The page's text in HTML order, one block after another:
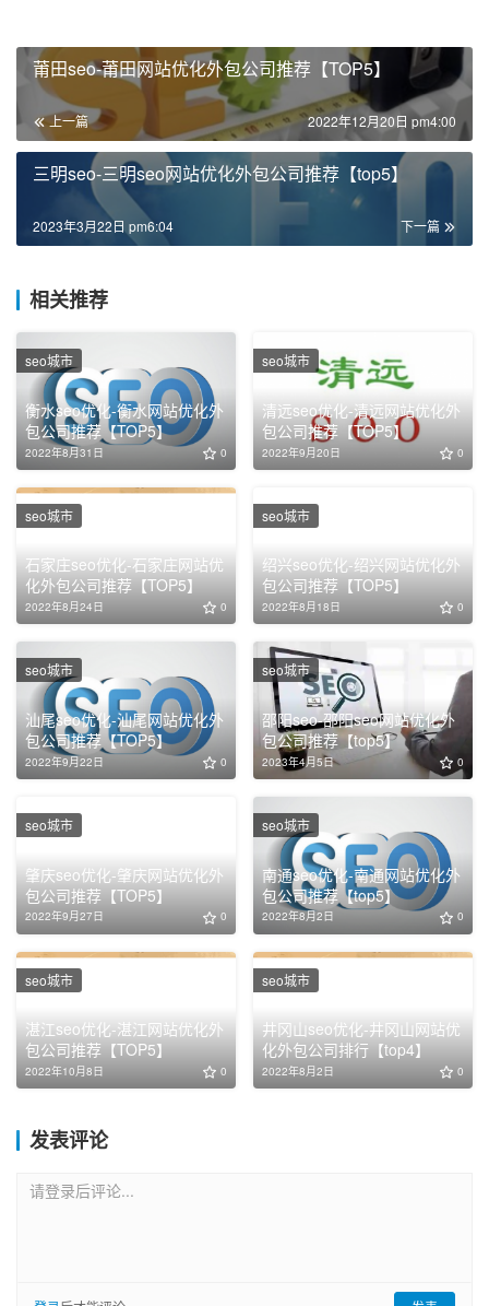
莆田seo-莆田网站优化外包公司推荐【TOP5】
上一篇 2022年12月20日 pm4:00
三明seo-三明seo网站优化外包公司推荐【top5】
下一篇
2023年3月22日 pm6:04
相关推荐
衡水seo优化-衡水网站优化外
包公司推荐【TOP5】
2022年8月31日 0
seo城市
清远seo优化-清远网站优化外
包公司推荐【TOP5】
2022年9月20日 0
seo城市
石家庄seo优化-石家庄网站优
化外包公司推荐【TOP5】
2022年8月24日 0
seo城市
绍兴seo优化-绍兴网站优化外
包公司推荐【TOP5】
2022年8月18日 0
seo城市
汕尾seo优化-汕尾网站优化外
包公司推荐【TOP5】
2022年9月22日 0
seo城市
邵阳seo-邵阳seo网站优化外
包公司推荐【top5】
2023年4月5日 0
seo城市
肇庆seo优化-肇庆网站优化外
包公司推荐【TOP5】
2022年9月27日 0
seo城市
南通seo优化-南通网站优化外
包公司推荐【top5】
2022年8月2日 0
seo城市
湛江seo优化-湛江网站优化外
包公司推荐【TOP5】
2022年10月8日 0
seo城市
井冈山seo优化-井冈山网站优
化外包公司排行【top4】
2022年8月2日 0
seo城市
发表评论
请登录后评论...